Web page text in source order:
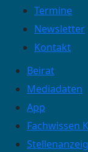
Termine
Newsletter
Kontakt
Beirat
Mediadaten
App
Fachwissen